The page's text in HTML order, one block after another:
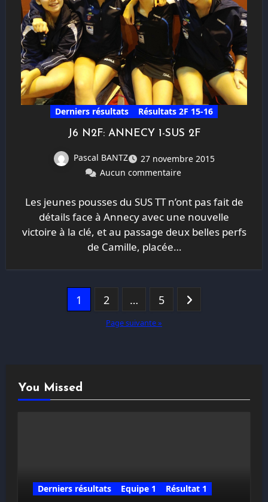
Derniers résultats Résultats 2F 15-16
J6 N2F: ANNECY 1-SUS 2F
Pascal BANTZ
27 novembre 2015
Aucun commentaire
Les jeunes pousses du SUS TT n’ont pas fait de
détails face à Annecy avec une nouvelle
victoire à la clé, et au passage deux belles perfs
de Camille, placée…
1 2 … 5
Page suivante »
You Missed
Derniers résultats Equipe 1
Résultat 1